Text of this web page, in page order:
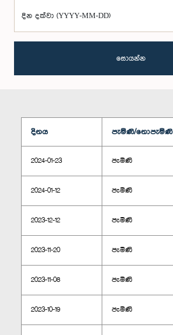
දින දක්වා (YYYY-MM-DD)
සොයන්න
දිනය පැමිණි/නොපැමිණි
2024-01-23 පැමිණි
2024-01-12 පැමිණි
2023-12-12 පැමිණි
2023-11-20 පැමිණි
2023-11-08 පැමිණි
2023-10-19 පැමිණි